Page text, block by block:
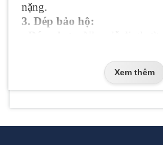
nặng.
3. Dép bảo hộ:
Tiêu chí chọn thiết bị bảo vệ
- Môi trường làm việc:Môi
nhiều hóa chất, nhiệt độ cao
Xem thêm